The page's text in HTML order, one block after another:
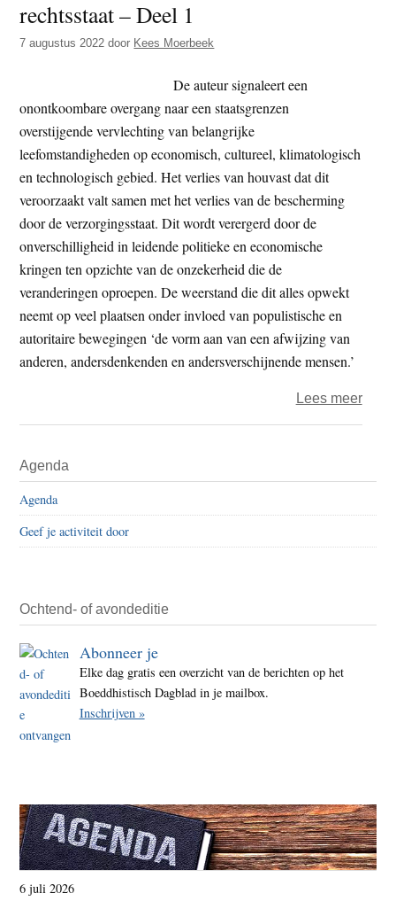
t
e
e
s
e
rechtsstaat – Deel 1
7 augustus 2022 door Kees Moerbeek
De auteur signaleert een
onontkoombare overgang naar een staatsgrenzen
overstijgende vervlechting van belangrijke
leefomstandigheden op economisch, cultureel, klimatologisch
en technologisch gebied. Het verlies van houvast dat dit
veroorzaakt valt samen met het verlies van de bescherming
door de verzorgingsstaat. Dit wordt verergerd door de
onverschilligheid in leidende politieke en economische
kringen ten opzichte van de onzekerheid die de
veranderingen oproepen. De weerstand die dit alles opwekt
neemt op veel plaatsen onder invloed van populistische en
autoritaire bewegingen ‘de vorm aan van een afwijzing van
anderen, andersdenkenden en andersverschijnende mensen.’
Lees meerover
Sidebar
Agenda
Agenda
Geef je activiteit door
Ochtend- of avondeditie
Abonneer je
Elke dag gratis een overzicht van de berichten op het
Boeddhistisch Dagblad in je mailbox.
Inschrijven »
6 juli 2026